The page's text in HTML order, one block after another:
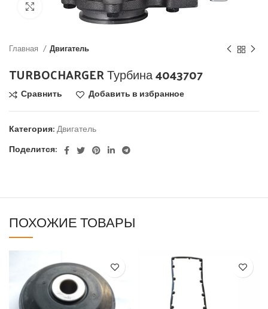
Click to enlarge
Главная Двигатель
TURBOCHARGER Турбина 4043707
Сравнить Добавить в избранное
Категория:Двигатель
Поделится:
ПОХОЖИЕ ТОВАРЫ